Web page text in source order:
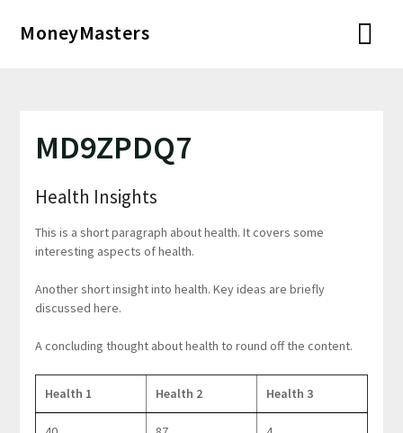
MoneyMasters
MD9ZPDQ7
Health Insights
This is a short paragraph about health. It covers some
interesting aspects of health.
Another short insight into health. Key ideas are briefly
discussed here.
A concluding thought about health to round off the content.
Health 1 Health 2 Health 3